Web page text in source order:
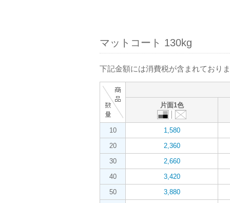
マットコート 130kg
下記金額には消費税が含まれており
片面1色
10
1,580
20
2,360
30
2,660
40
3,420
50
3,880